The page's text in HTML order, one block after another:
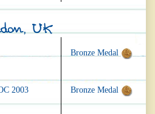
UK
2003
Bronze Medal
Bronze Medal